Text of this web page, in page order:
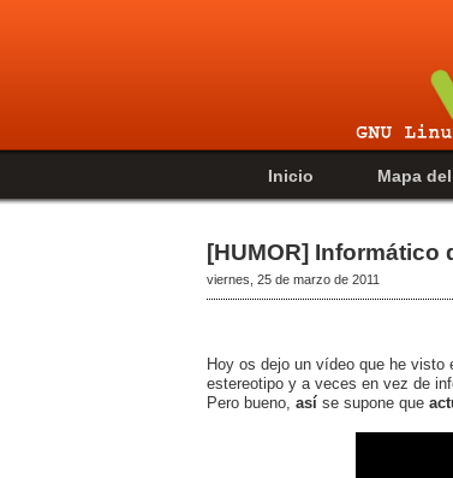
Inicio Mapa
[HUMOR] Informático
viernes, 25 de marzo de 2011
Hoy os dejo un vídeo que he visto
estereotipo y a veces en vez de
Pero bueno, así se supone que